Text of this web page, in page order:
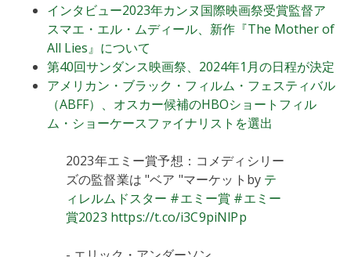
インタビュー2023年カンヌ国際映画祭受賞監督ア
スマエ・エル・ムディール、新作『The Mother of
All Lies』について
第40回サンダンス映画祭、2024年1月の日程が決定
アメリカン・ブラック・フィルム・フェスティバル
（ABFF）、オスカー候補のHBOショートフィル
ム・ショーケースファイナリストを選出
2023年エミー賞予想：コメディシリー
ズの監督業は "ベア "マーケットby テ
ィレルムドスター #エミー賞 #エミー
賞2023 https://t.co/i3C9piNlPp